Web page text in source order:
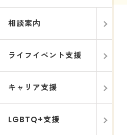
相談案内
ライフイベント支援
キャリア支援
LGBTQ+支援